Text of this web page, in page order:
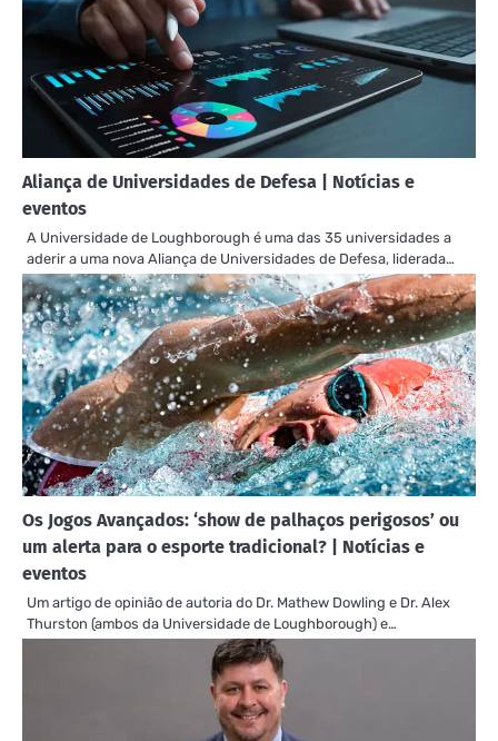
Aliança de Universidades de Defesa | Notícias e
eventos
A Universidade de Loughborough é uma das 35 universidades a
aderir a uma nova Aliança de Universidades de Defesa, liderada…
Os Jogos Avançados: ‘show de palhaços perigosos’ ou
um alerta para o esporte tradicional? | Notícias e
eventos
Um artigo de opinião de autoria do Dr. Mathew Dowling e Dr. Alex
Thurston (ambos da Universidade de Loughborough) e…